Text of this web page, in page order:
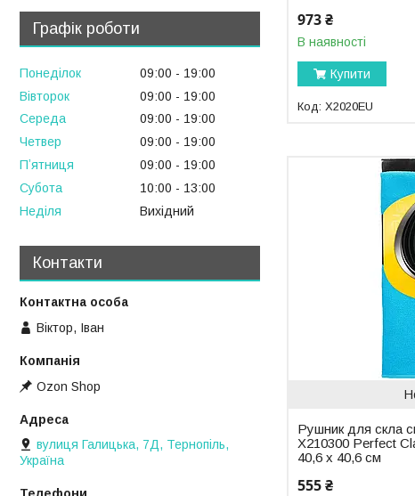
973 ₴
В наявності
Купити
X2020EU
Рушник для скла
X210300 Perfect
40,6 х 40,6 см
555 ₴
Графік роботи
Понеділок 09:00
19:00
Вівторок
09:00
19:00
Середа
09:00
19:00
Четвер
09:00
19:00
Пʼятниця
09:00
19:00
Субота
10:00
13:00
Неділя
Вихідний
Контакти
Віктор, Іван
Ozon Shop
вулиця Галицька, 7Д, Тернопіль,
Україна